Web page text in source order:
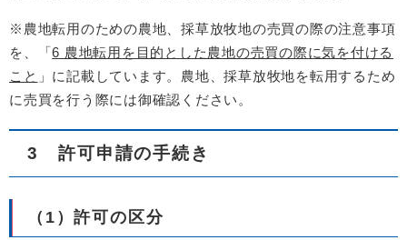
※農地転用のための農地、採草放牧地の売買の際の注意事項
を、「6 農地転用を目的とした農地の売買の際に気を付ける
こと 」に記載しています。農地、採草放牧地を転用するため
に売買を行う際には御確認ください。
3 許可申請の手続き
（1）許可の区分